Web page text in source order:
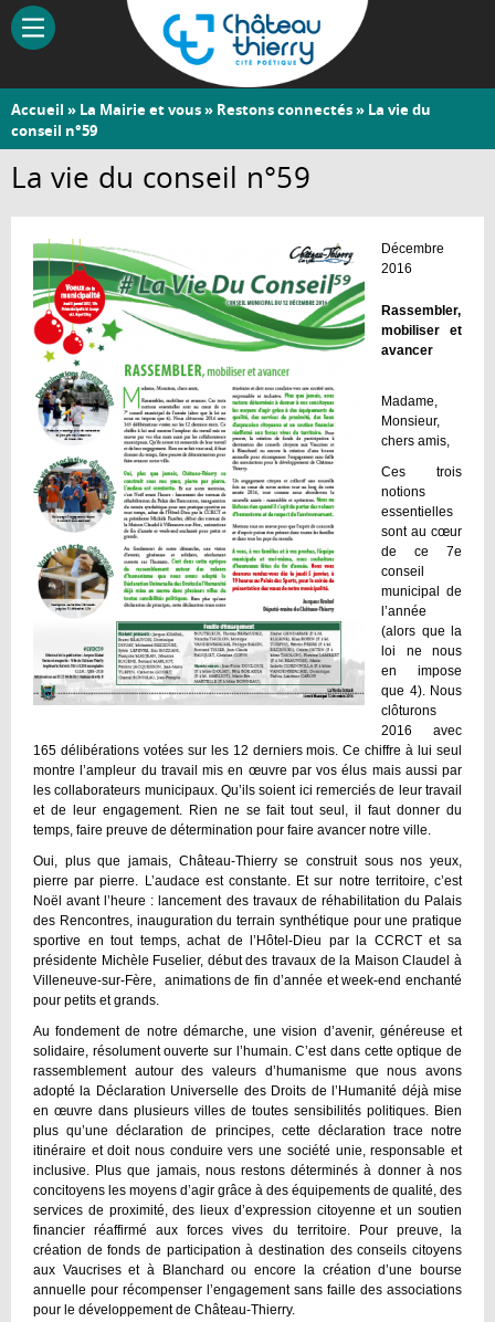
Aller
contenu
Château-
Thierry
Vous
êtes
ici
Accueil » La Mairie et vous» Restons connectés» La vie du
conseil n°59
La vie du conseil n°59
Décembre
2016
Rassembler,
mobiliser et
avancer
Madame,
Monsieur,
chers amis,
Ces trois
notions
essentielles
sont au cœur
de ce 7e
conseil
municipal de
l’année
(alors que la
loi ne nous
en impose
que 4). Nous
clôturons
2016 avec
165 délibérations votées sur les 12 derniers mois. Ce chiffre à lui seul
montre l’ampleur du travail mis en œuvre par vos élus mais aussi par
les collaborateurs municipaux. Qu’ils soient ici remerciés de leur travail
et de leur engagement. Rien ne se fait tout seul, il faut donner du
temps, faire preuve de détermination pour faire avancer notre ville.
Oui, plus que jamais, Château-Thierry se construit sous nos yeux,
pierre par pierre. L’audace est constante. Et sur notre territoire, c’est
Noël avant l’heure : lancement des travaux de réhabilitation du Palais
des Rencontres, inauguration du terrain synthétique pour une pratique
sportive en tout temps, achat de l’Hôtel-Dieu par la CCRCT et sa
présidente Michèle Fuselier, début des travaux de la Maison Claudel à
Villeneuve-sur-Fère, animations de fin d’année et week-end enchanté
pour petits et grands.
Au fondement de notre démarche, une vision d’avenir, généreuse et
solidaire, résolument ouverte sur l’humain. C’est dans cette optique de
rassemblement autour des valeurs d’humanisme que nous avons
adopté la Déclaration Universelle des Droits de l’Humanité déjà mise
en œuvre dans plusieurs villes de toutes sensibilités politiques. Bien
plus qu’une déclaration de principes, cette déclaration trace notre
itinéraire et doit nous conduire vers une société unie, responsable et
inclusive. Plus que jamais, nous restons déterminés à donner à nos
concitoyens les moyens d’agir grâce à des équipements de qualité, des
services de proximité, des lieux d’expression citoyenne et un soutien
financier réaffirmé aux forces vives du territoire. Pour preuve, la
création de fonds de participation à destination des conseils citoyens
aux Vaucrises et à Blanchard ou encore la création d’une bourse
annuelle pour récompenser l’engagement sans faille des associations
pour le développement de Château-Thierry.